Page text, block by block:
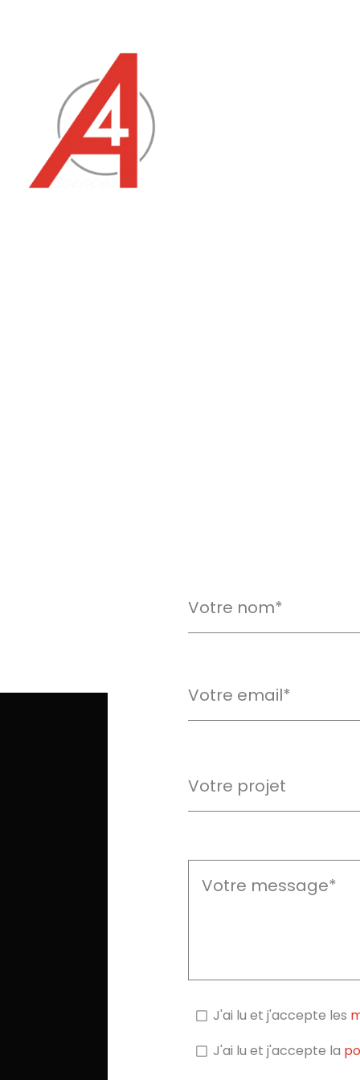
J'ai lu et j'accepte les
J'ai lu et j'accepte la